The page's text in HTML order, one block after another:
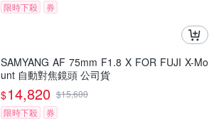
限時下殺
券
SAMYANG AF 75mm F1.8 X FOR FUJI X-Mo
unt 自動對焦鏡頭 公司貨
$14,820 $15,600
限時下殺
券